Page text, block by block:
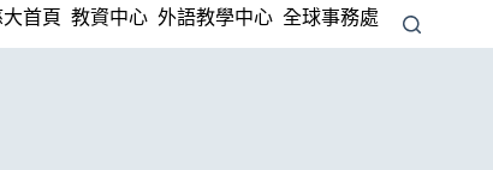
大首頁 教資中心 外語教學中心 全球事務處